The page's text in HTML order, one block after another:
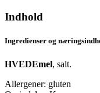
Indhold
Ingredienser og
HVEDEmel, salt.
Allergener: gluten